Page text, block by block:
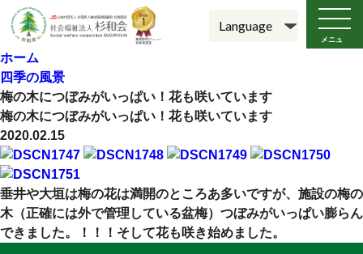
メニュ
ー
ホーム
四季の風景
梅の木につぼみがいっぱい！花も咲いています
梅の木につぼみがいっぱい！花も咲いています
2020.02.15
垂井や大垣は梅の花は満開のところあ多いですが、施設の梅の
木（正確には外で管理している盆梅）つぼみがいっぱい膨らん
できました。！！！そして花も咲き始めました。